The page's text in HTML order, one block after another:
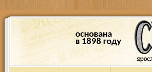
основана
в 1898 году